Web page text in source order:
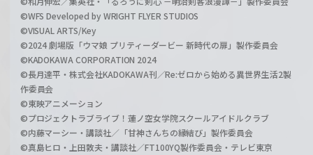
©WFS Developed by WRIGHT FLYER STUDIOS
©VISUAL ARTS/Key
©2024 劇場版「ウマ娘 プリティーダービー 新時代の扉」製作委員会
©KADOKAWA CORPORATION 2024
©長月達平・株式会社KADOKAWA刊／Re:ゼロから始める異世界生活2製
作委員会
©東映アニメーション
©プロジェクトラブライブ！蓮ノ空女学院スクールアイドルクラブ
©内藤マーシー・講談社／「甘神さんちの縁結び」製作委員会
©真島ヒロ・上田敦夫・講談社／FT100YQ製作委員会・テレビ東京